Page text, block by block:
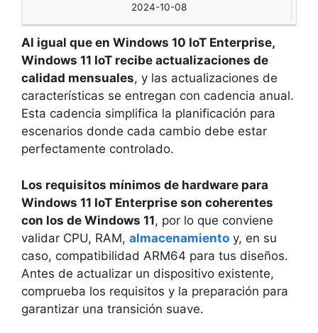
2024-10-08
Al igual que en Windows 10 IoT Enterprise,
Windows 11 IoT recibe actualizaciones de
calidad mensuales, y las actualizaciones de
características se entregan con cadencia anual.
Esta cadencia simplifica la planificación para
escenarios donde cada cambio debe estar
perfectamente controlado.
Los requisitos mínimos de hardware para
Windows 11 IoT Enterprise son coherentes
con los de Windows 11, por lo que conviene
validar CPU, RAM, almacenamiento y, en su
caso, compatibilidad ARM64 para tus diseños.
Antes de actualizar un dispositivo existente,
comprueba los requisitos y la preparación para
garantizar una transición suave.